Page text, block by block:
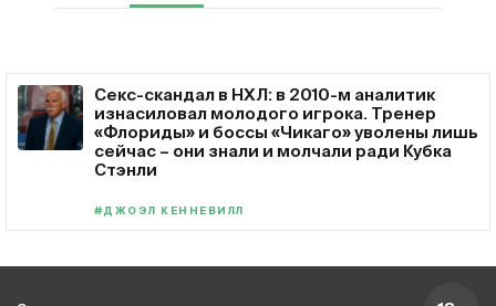
Секс-скандал в НХЛ: в 2010-м аналитик
изнасиловал молодого игрока. Тренер
«Флориды» и боссы «Чикаго» уволены лишь
сейчас – они знали и молчали ради Кубка
Стэнли
#ДЖОЭЛ КЕННЕВИЛЛ